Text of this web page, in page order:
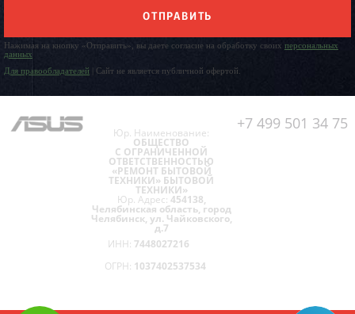
ОТПРАВИТЬ
Нажимая на кнопку «Отправить», вы даете согласие на обработку своих персональных
данных
Для правообладателей | Сайт не является публичной офертой.
+7 499 501 34 75
Юр. Наименование:
ОБЩЕСТВО
С ОГРАНИЧЕННОЙ
ОТВЕТСТВЕННОСТЬЮ
«РЕМОНТ БЫТОВОЙ
ТЕХНИКИ» БЫТОВОЙ
ТЕХНИКИ»
Юр. Адрес: 454138,
Челябинская область, город
Челябинск, ул. Чайковского,
д.7
ИНН: 7448027216
ОГРН: 1037402537534